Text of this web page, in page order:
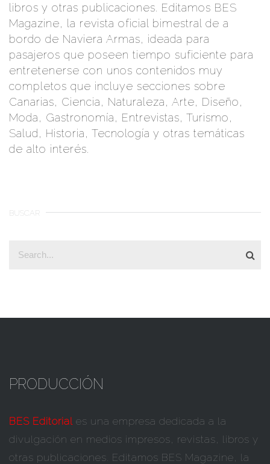
libros y otras publicaciones. Editamos BES
Magazine, la revista oficial bimestral de a
bordo de Naviera Armas, ideada para
pasajeros que poseen tiempo suficiente para
entretenerse con unos contenidos muy
completos que incluye secciones sobre
Canarias, Ciencia, Naturaleza, Arte, Diseño,
Moda, Gastronomía, Entrevistas, Turismo,
Salud, Historia, Tecnología y otras temáticas
de alto interés.
BUSCAR
PRODUCCIÓN
BES Editorial es una empresa dedicada a la
divulgación en medios impresos, revistas, libros y
otras publicaciones. Editamos BES Magazine, la